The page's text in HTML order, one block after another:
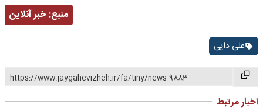
منبع:خبر آنلاین
علی دایی
https://www.jaygahevizheh.ir/fa/tiny/news-9883
اخبار مرتبط